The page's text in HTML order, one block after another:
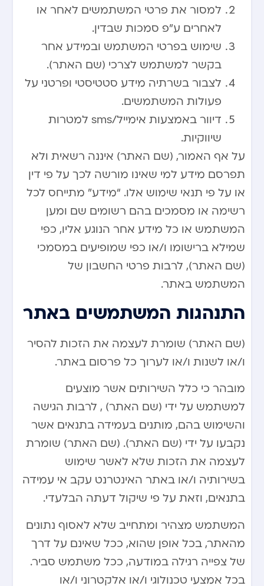
למסור את פרטי המשתמשים לאחר או
לאחרים ע”פ סמכות שבדין.
שימוש בפרטי המשתמש ובמידע אחר
בקשר למשתמש לצרכי (שם האתר).
לצבור בשרתיה מידע סטטיסטי ופרטני על
פעולות המשתמשים.
דיוור באמצעות אימייל/sms למטרות
שיווקיות.
על אף האמור, (שם האתר) איננה רשאית ולא
תפרסם מידע למי שאינו מורשה לכך על פי דין
או על פי תנאי שימוש אלו. “מידע” מתייחס לכל
רשימה או מסמכים בהם רשומים שם ומען
המשתמש או כל מידע אחר הנוגע אליו, כפי
שמילא ברישומו ו/או כפי שמופיעים במסמכי
(שם האתר), לרבות פרטי החשבון של
המשתמש באתר.
התנהגות המשתמשים באתר
(שם האתר) שומרת לעצמה את הזכות להסיר
ו/או לשנות ו/או לערוך כל פרסום באתר.
מובהר כי כלל השירותים אשר מוצעים
למשתמש על ידי (שם האתר) , לרבות הגישה
והשימוש בהם, מותנים בעמידה בתנאים אשר
נקבעו על ידי (שם האתר). (שם האתר) שומרת
לעצמה את הזכות שלא לאשר שימוש
בשירותיה ו/או באתר האינטרנט עקב אי עמידה
בתנאים, וזאת על פי שיקול דעתה הבלעדי.
המשתמש מצהיר ומתחייב שלא לאסוף נתונים
מהאתר, בכל אופן שהוא, ככל שאינם על דרך
של צפייה רגילה במודעה, ככל משתמש סביר.
בכל אמצעי טכנולוגי ו/או אלקטרוני ו/או